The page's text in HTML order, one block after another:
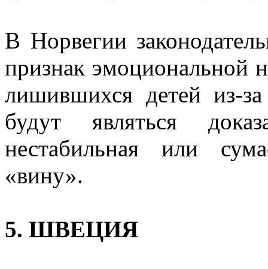
В Норвегии
признак эмоциональной
лишившихся детей из-
будут являться
нестабильная или
«вину».
5. ШВЕЦИЯ